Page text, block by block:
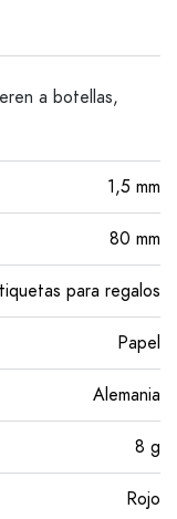
de aluminio
a botellas,
1,5 mm
80 mm
para regalos
Papel
Alemania
8 g
Rojo